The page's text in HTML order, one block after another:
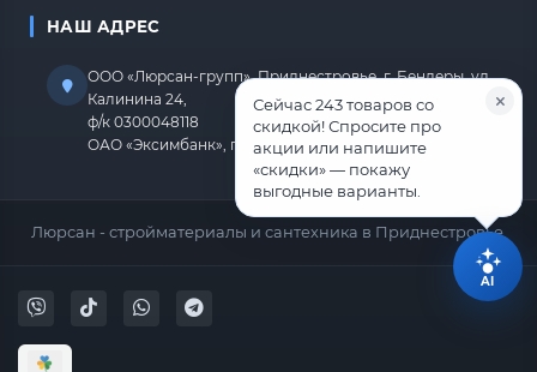
НАШ АДРЕС
ООО «Люрсан-групп», Приднестровье, г. Бендеры, ул.
Калинина 24,
ф/к 0300048118
ОАО «Эксимбанк», г.Бендеры, р/с 2212670000000818
Люрсан - стройматериалы и сантехника в Приднестровье.
Сейчас 243 товаров со
скидкой! Спросите про
акции или напишите
«скидки» — покажу
выгодные варианты.
AI